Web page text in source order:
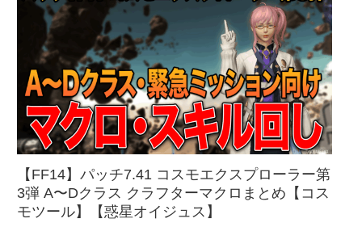
【FF14】パッチ7.41 コスモエクスプローラー第
3弾 A〜Dクラス クラフターマクロまとめ【コス
モツール】【惑星オイジュス】